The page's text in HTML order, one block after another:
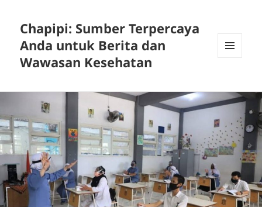
Chapipi: Sumber Terpercaya
Anda untuk Berita dan
Wawasan Kesehatan